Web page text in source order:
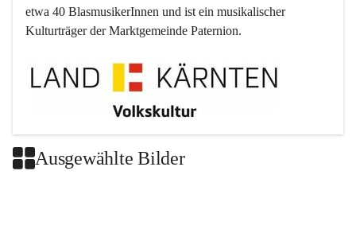
etwa 40 BlasmusikerInnen und ist ein musikalischer
Kulturträger der Marktgemeinde Paternion.
Ausgewählte Bilder